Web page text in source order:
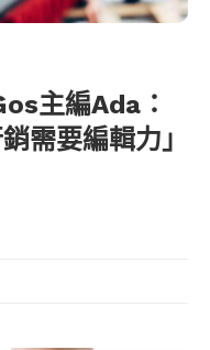
主編Ada：
需要編輯力」